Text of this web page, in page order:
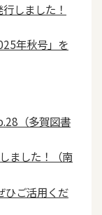
しました！
年秋号」を
（多賀図書
ました！（南
ご活用くだ